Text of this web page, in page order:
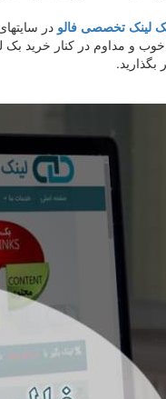
لینک تخصصی فالو در
و مداوم در کنار خرید بک